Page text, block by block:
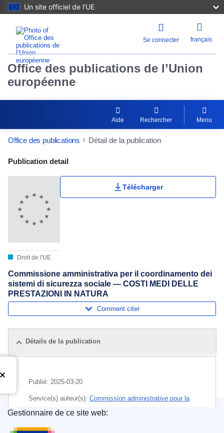
Un site officiel de l’UE
Se connecter français
Office des publications de l’Union
européenne
Aide Rechercher Menu
Office des publications Détail de la publication
Publication Detail Actions Portlet
Publication detail
Droit de l'UE
Télécharger
Commissione amministrativa per il coordinamento dei
sistemi di sicurezza sociale — COSTI MEDI DELLE
PRESTAZIONI IN NATURA
Comment citer
Détails de la publication
Publié: 2025-03-20
Service(s) auteur(s): Commission administrative pour la
coordination des systèmes de sécurité sociale
Office des publications de l’Union européenne
Gestionnaire de ce site web: